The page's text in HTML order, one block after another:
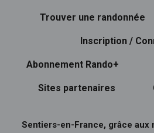
Trouver une randonnée
Inscription /
Abonnement Rando+
Sites partenaires
Sentiers-en-France, grâce aux